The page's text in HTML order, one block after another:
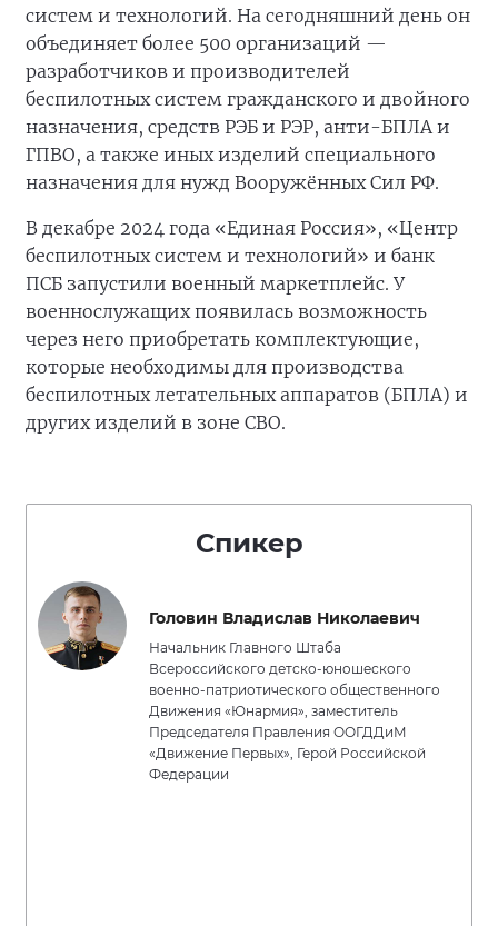
систем и технологий. На сегодняшний день он
объединяет более 500 организаций —
разработчиков и производителей
беспилотных систем гражданского и двойного
назначения, средств РЭБ и РЭР, анти-БПЛА и
ГПВО, а также иных изделий специального
назначения для нужд Вооружённых Сил РФ.
В декабре 2024 года «Единая Россия», «Центр
беспилотных систем и технологий» и банк
ПСБ запустили военный маркетплейс. У
военнослужащих появилась возможность
через него приобретать комплектующие,
которые необходимы для производства
беспилотных летательных аппаратов (БПЛА) и
других изделий в зоне СВО.
Спикер
Головин Владислав Николаевич
Начальник Главного Штаба
Всероссийского детско-юношеского
военно-патриотического общественного
Движения «Юнармия», заместитель
Председателя Правления ООГДДиМ
«Движение Первых», Герой Российской
Федерации